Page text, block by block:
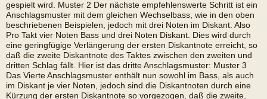
gespielt wird. Muster 2 Der nächste empfehlenswerte Schritt ist ein
Anschlagsmuster mit dem gleichen Wechselbass, wie in den oben
beschriebenen Beispielen, jedoch mit drei Noten im Diskant. Also 
Pro Takt vier Noten Bass und drei Noten Diskant. Dies wird durch
eine geringfügige Verlängerung der ersten Diskantnote erreicht, so
daß die zweite Diskantnote des Taktes zwischen den zweiten und
dritten Schlag fällt. Hier ist das dritte Anschlagsmuster: Muster 3
Das Vierte Anschlagsmuster enthält nun sowohl im Bass, als auch
im Diskant je vier Noten, jedoch sind die Diskantnoten durch eine
Kürzung der ersten Diskantnote so vorgezogen, daß die zweite,